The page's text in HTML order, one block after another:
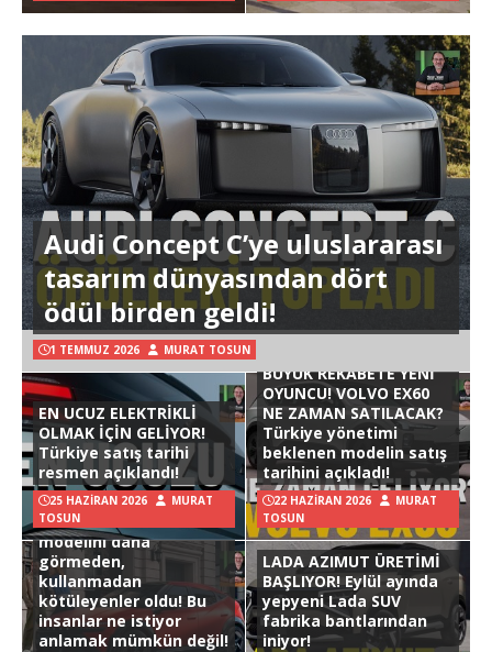
Audi Concept C’ye uluslararası
tasarım dünyasından dört
ödül birden geldi!
1 TEMMUZ 2026 MURAT TOSUN
EN UCUZ ELEKTRİKLİ
OLMAK İÇİN GELİYOR!
Türkiye satış tarihi
resmen açıklandı!
25 HAZIRAN 2026
MURAT
TOSUN
BÜYÜK REKABETE YENİ
OYUNCU! VOLVO EX60
NE ZAMAN SATILACAK?
Türkiye yönetimi
beklenen modelin satış
tarihini açıkladı!
22 HAZIRAN 2026
MURAT
TOSUN
Hyundai Ioniq 3
modelini daha
görmeden,
kullanmadan
kötüleyenler oldu! Bu
insanlar ne istiyor
anlamak mümkün değil!
LADA AZIMUT ÜRETİMİ
BAŞLIYOR! Eylül ayında
yepyeni Lada SUV
fabrika bantlarından
iniyor!